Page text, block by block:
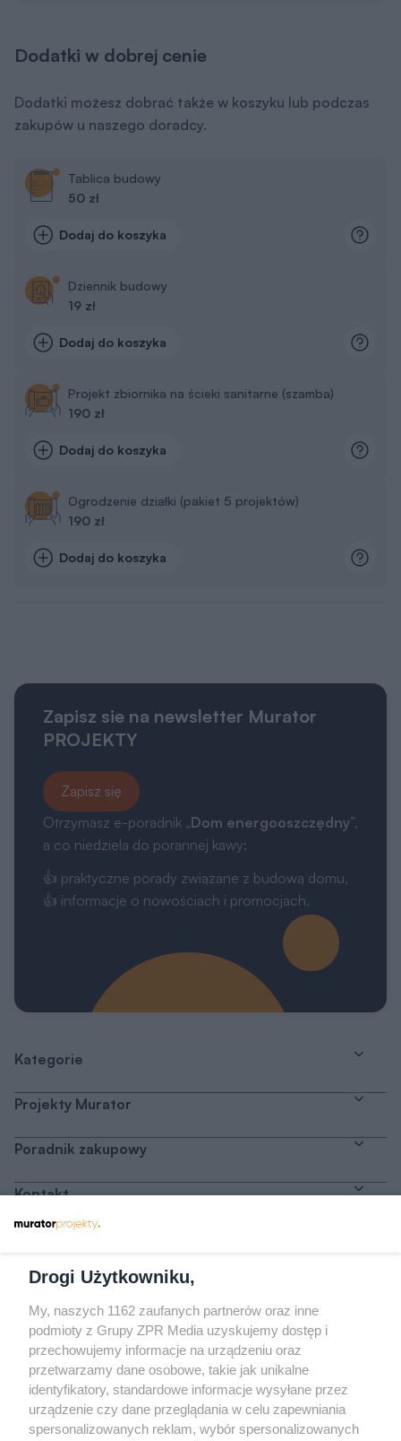
Dodatki w dobrej cenie
Dodatki możesz dobrać także w koszyku lub podczas
zakupów u naszego doradcy.
Tablica budowy
50 zł
Dodaj do koszyka
Dziennik budowy
19 zł
Dodaj do koszyka
Projekt zbiornika na ścieki sanitarne (szamba)
190 zł
Dodaj do koszyka
Ogrodzenie działki (pakiet 5 projektów)
190 zł
Dodaj do koszyka
Zapisz sie na newsletter Murator
PROJEKTY
Zapisz się
Otrzymasz e-poradnik „Dom energooszczędny”,
a co niedziela do porannej kawy:
👍 praktyczne porady związane z budową domu,
👍 informacje o nowościach i promocjach.
Kategorie
Projekty Murator
Poradnik zakupowy
Kontakt
Odwiedź grupę na Facebooku
Gdybym budował drugi raz - mądry Polak
przed budową
Forum Muratora
Drogi Użytkowniku,
My, naszych 1162 zaufanych partnerów oraz inne
podmioty z Grupy ZPR Media uzyskujemy dostęp i
przechowujemy informacje na urządzeniu oraz
przetwarzamy dane osobowe, takie jak unikalne
identyfikatory, standardowe informacje wysyłane przez
urządzenie czy dane przeglądania w celu zapewniania
spersonalizowanych reklam, wybór spersonalizowanych